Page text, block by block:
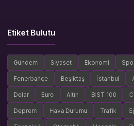
Etiket Bulutu
Gündem Siyaset Ekonomi
Fenerbahçe Beşiktaş İstanbul
Dolar Euro Altın BIST 100
Deprem Hava Durumu Trafik